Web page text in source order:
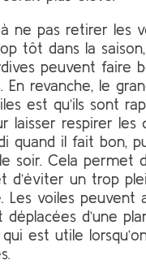
ne pas retirer les
tôt dans la
peuvent faire
En revanche, le
est qu’ils sont
laisser respirer les
quand il fait bon,
soir. Cela permet
d’éviter un trop
Les voiles peuvent
déplacées d’une
qui est utile